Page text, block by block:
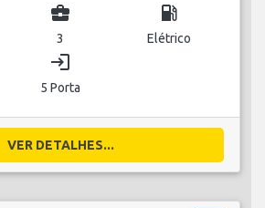
business_center
3
local_gas_station
Elétrico
login
5 Porta
VER DETALHES...